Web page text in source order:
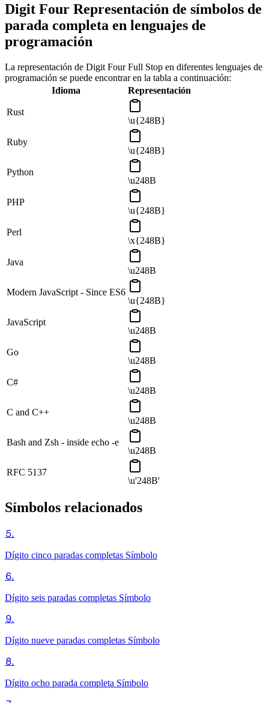
Digit Four Representación de símbolos de
parada completa en lenguajes de
programación
La representación de Digit Four Full Stop en diferentes lenguajes de
programación se puede encontrar en la tabla a continuación:
Idioma
Representación
Rust
\u{248B}
Ruby
\u{248B}
Python
\u248B
PHP
\u{248B}
Perl
\x{248B}
Java
\u248B
Modern JavaScript - Since ES6
\u{248B}
JavaScript
\u248B
Go
\u248B
C#
\u248B
C and C++
\u248B
Bash and Zsh - inside echo -e
\u248B
RFC 5137
\u'248B'
Símbolos relacionados
⒌
Dígito cinco paradas completas Símbolo
⒍
Dígito seis paradas completas Símbolo
⒐
Dígito nueve paradas completas Símbolo
⒏
Dígito ocho parada completa Símbolo